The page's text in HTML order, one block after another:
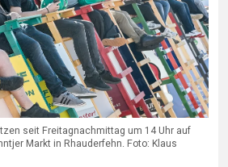
seit Freitagnachmittag um 14 Uhr auf
Markt in Rhauderfehn. Foto: Klaus